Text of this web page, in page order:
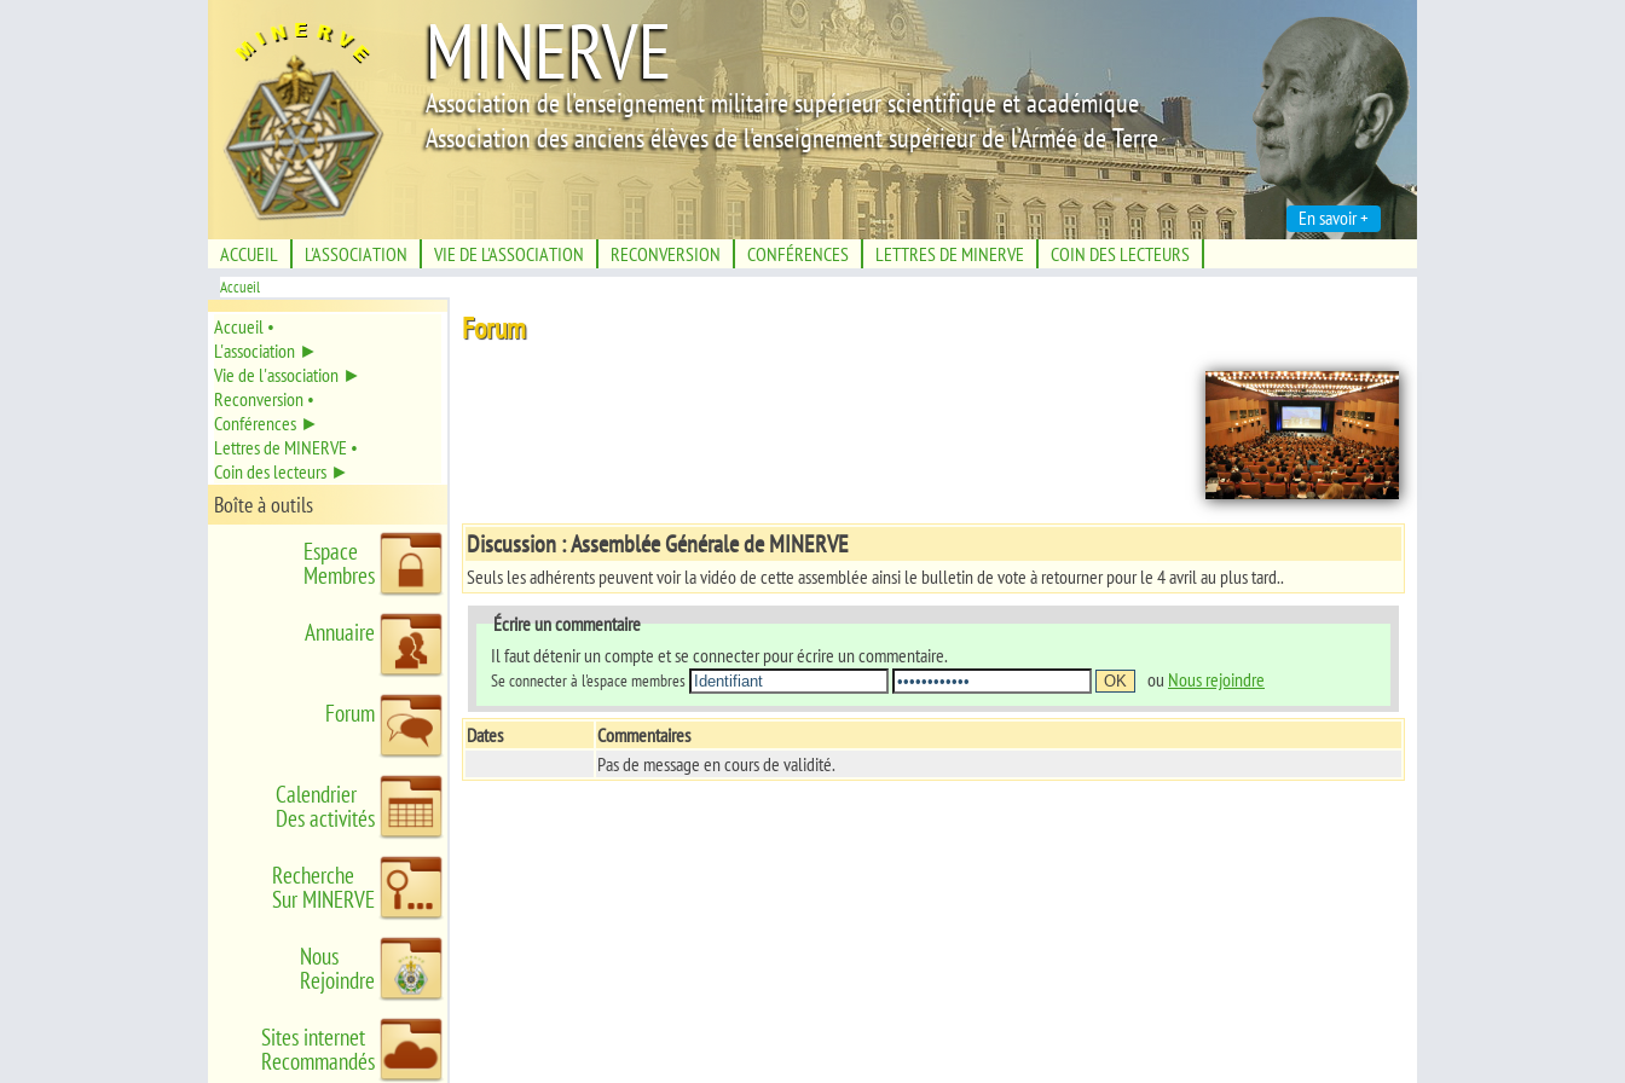
En savoir +
Association de l'enseignement militaire supérieur scientifique et académique
Association des anciens élèves de l'enseignement supérieur de l'Armée de Terre
MINERVE
ACCUEIL L'ASSOCIATION VIE DE L'ASSOCIATION RECONVERSION CONFÉRENCES LETTRES DE MINERVE COIN DES LECTEURS
Accueil
Accueil •
L'association ►
Vie de l'association ►
Reconversion •
Conférences ►
Lettres de MINERVE •
Coin des lecteurs ►
Boîte à outils
Espace
Membres
Annuaire
Forum
Calendrier
Des activités
Recherche
Sur MINERVE
Nous
Rejoindre
Sites internet
Recommandés
Forum
Discussion : Assemblée Générale de MINERVE
Seuls les adhérents peuvent voir la vidéo de cette assemblée ainsi le bulletin de vote à retourner pour le 4 avril au plus tard..
Écrire un commentaire
Il faut détenir un compte et se connecter pour écrire un commentaire.
Se connecter à l'espace membres ou Nous rejoindre
Dates
Commentaires
Pas de message en cours de validité.